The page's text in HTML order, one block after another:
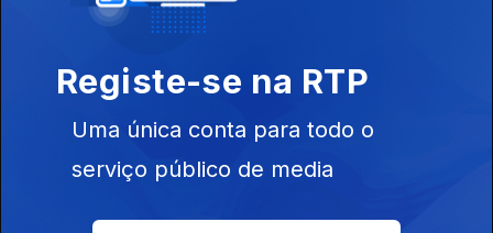
Registe-se na RTP
Uma única conta para todo o
serviço público de media